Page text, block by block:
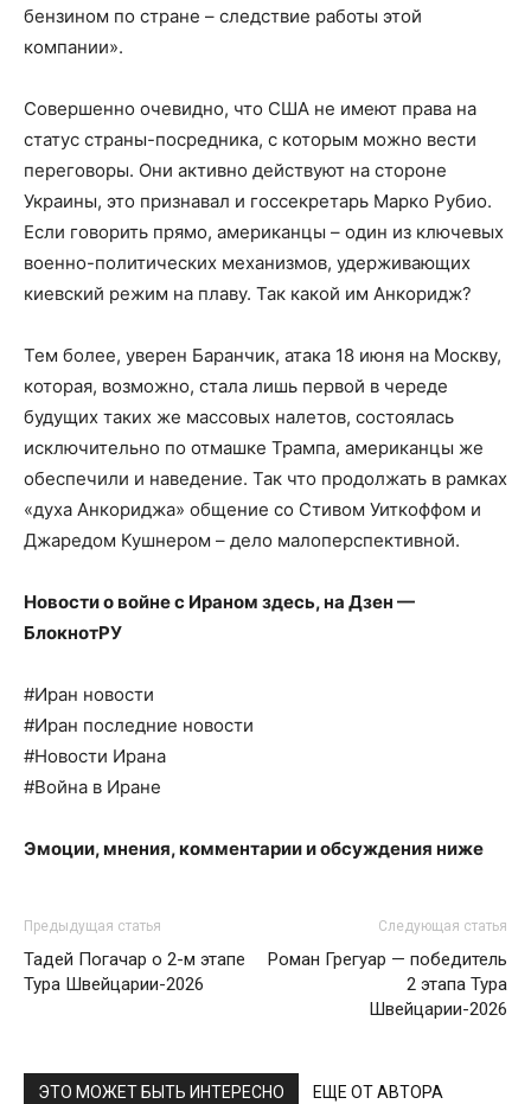
бензином по стране – следствие работы этой
компании».
Совершенно очевидно, что США не имеют права на
статус страны-посредника, с которым можно вести
переговоры. Они активно действуют на стороне
Украины, это признавал и госсекретарь Марко Рубио.
Если говорить прямо, американцы – один из ключевых
военно-политических механизмов, удерживающих
киевский режим на плаву. Так какой им Анкоридж?
Тем более, уверен Баранчик, атака 18 июня на Москву,
которая, возможно, стала лишь первой в череде
будущих таких же массовых налетов, состоялась
исключительно по отмашке Трампа, американцы же
обеспечили и наведение. Так что продолжать в рамках
«духа Анкориджа» общение со Стивом Уиткоффом и
Джаредом Кушнером – дело малоперспективной.
Новости о войне с Ираном здесь, на Дзен —
БлокнотРУ
#Иран новости
#Иран последние новости
#Новости Ирана
#Война в Иране
Эмоции, мнения, комментарии и обсуждения ниже
Предыдущая статья
Тадей Погачар о 2-м этапе
Тура Швейцарии-2026
Следующая статья
Роман Грегуар — победитель
2 этапа Тура
Швейцарии-2026
ЭТО МОЖЕТ БЫТЬ ИНТЕРЕСНО ЕЩЕ ОТ АВТОРА